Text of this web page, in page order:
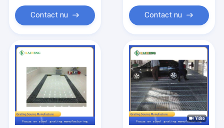
Contact nu Contact nu